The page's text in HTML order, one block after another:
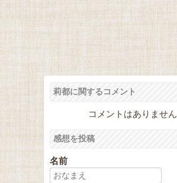
莉都に関するコメント
コメントはありません
感想を投稿
名前